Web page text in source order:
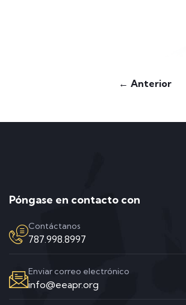
← Anterior
Póngase en contacto con
Contáctanos
787.998.8997
Enviar correo electrónico
info@eeapr.org